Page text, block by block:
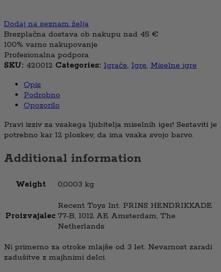
Dodaj na seznam želja
Brezplačna dostava ob nakupu nad 45 €
100% varno nakupovanje
Profesionalna podpora
SKU: 420012 Categories: Igrače, Igre, Miselne igre
Opis
Podrobno
Opozorilo
Pravi izziv za vsakega ljubitelja miselnih iger! Sestaviti je
potrebno kar 12 ploskev, da ima vsaka svojo barvo.
Additional information
Weight 0,0003 kg
Proizvajalec
Recent Toys Int. PRINS HENDRIKKADE
77-B, 1012 AE Amsterdam, The
Netherlands
Ni primerno za otroke mlajše od 3 let. Nevarnost zaradi
zadušitve z majhnimi delci.